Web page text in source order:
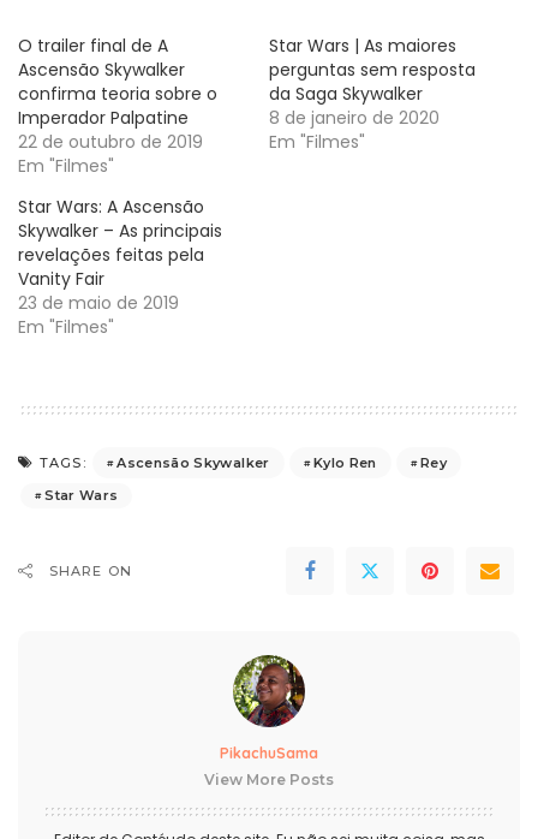
O trailer final de A
Ascensão Skywalker
confirma teoria sobre o
Imperador Palpatine
22 de outubro de 2019
Em "Filmes"
Star Wars | As maiores
perguntas sem resposta
da Saga Skywalker
8 de janeiro de 2020
Em "Filmes"
Star Wars: A Ascensão
Skywalker – As principais
revelações feitas pela
Vanity Fair
23 de maio de 2019
Em "Filmes"
TAGS: Ascensão Skywalker Kylo Ren
Rey
Star Wars
SHARE ON
PikachuSama
View More Posts